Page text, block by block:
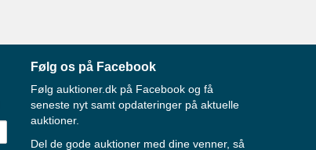
Følg os på Facebook
Følg auktioner.dk på Facebook og få
seneste nyt samt opdateringer på aktuelle
auktioner.
Del de gode auktioner med dine venner, så